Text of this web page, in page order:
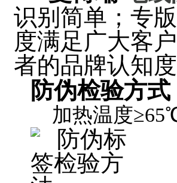
识别简单；专
度满足广大客
者的品牌认知度
防伪检验方式
加热温度